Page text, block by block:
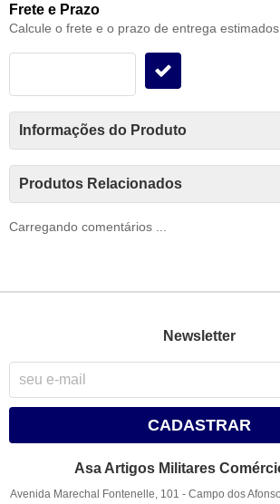
Frete e Prazo
Calcule o frete e o prazo de entrega
Informações do Produto
Produtos Relacionados
Carregando comentários ...
Newsletter
CADASTRAR
Asa Artigos Militares
Avenida Marechal Fontenelle, 101 -Campo dos